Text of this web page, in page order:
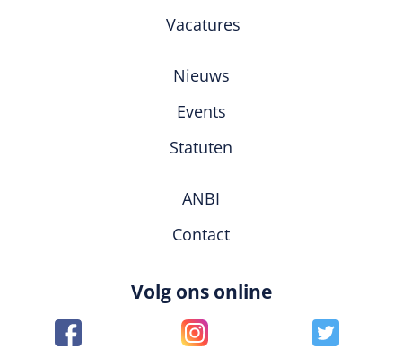
Vacatures
Nieuws
Events
Statuten
ANBI
Contact
Volg ons online